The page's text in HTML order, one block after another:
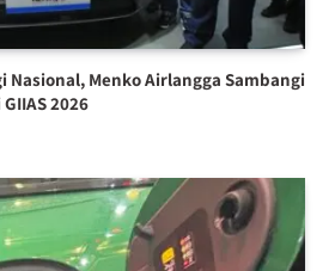
Nasional, Menko Airlangga Sambangi
2026